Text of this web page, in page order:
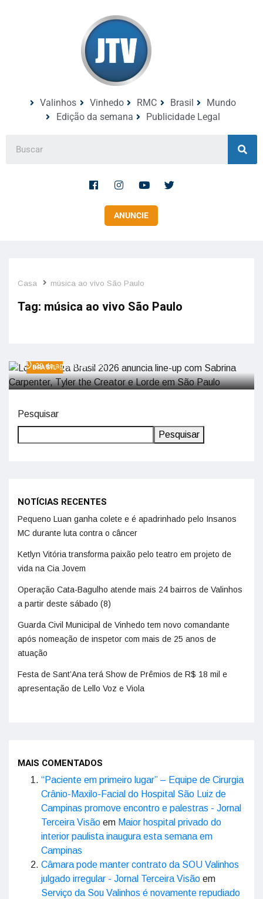
Valinhos Vinhedo RMC Brasil
Mundo
Edição da semana
Publicidade Legal
ANUNCIE
Casa música ao vivo São Paulo
Tag: música ao vivo São Paulo
BRASIL
Lollapalooza Brasil 2026 anuncia line-up
29 de agosto de 2025
Pesquisar
Pesquisar
NOTÍCIAS RECENTES
Pequeno Luan ganha colete e é apadrinhado pelo Insanos
MC durante luta contra o câncer
Ketlyn Vitória transforma paixão pelo teatro em projeto de
vida na Cia Jovem
Operação Cata-Bagulho atende mais 24 bairros de Valinhos
a partir deste sábado (8)
Guarda Civil Municipal de Vinhedo tem novo comandante
após nomeação de inspetor com mais de 25 anos de
atuação
Festa de Sant’Ana terá Show de Prêmios de R$ 18 mil e
apresentação de Lello Voz e Viola
MAIS COMENTADOS
“Paciente em primeiro lugar” – Equipe de Cirurgia
Crânio-Maxilo-Facial do Hospital São Luiz de
Campinas promove encontro e palestras - Jornal
Terceira Visão em Maior hospital privado do
interior paulista inaugura esta semana em
Campinas
Câmara pode manter contrato da SOU Valinhos
julgado irregular - Jornal Terceira Visão em
Serviço da Sou Valinhos é novamente repudiado